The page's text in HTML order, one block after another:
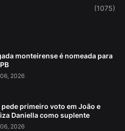
(1075)
monteirense é nomeada para
2026
pede primeiro voto em João e
Daniella como suplente
2026